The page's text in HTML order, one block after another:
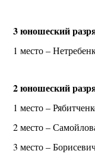
3 юношеский
1 место –
2 юношеский
1 место –
2 место –
3 место –